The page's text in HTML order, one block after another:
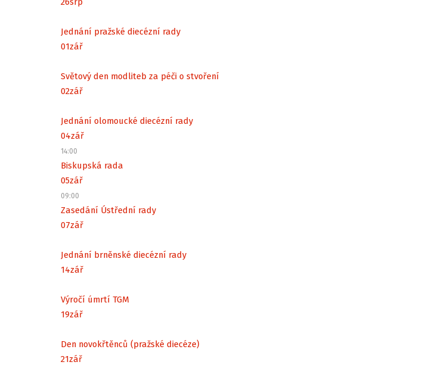
Jednání pražské diecézní rady
01zář
Světový den modliteb za péči o stvoření
02zář
Jednání olomoucké diecézní rady
04zář
14:00
Biskupská rada
05zář
09:00
Zasedání Ústřední rady
07zář
Jednání brněnské diecézní rady
14zář
Výročí úmrtí TGM
19zář
Den novokřtěnců (pražské diecéze)
21zář